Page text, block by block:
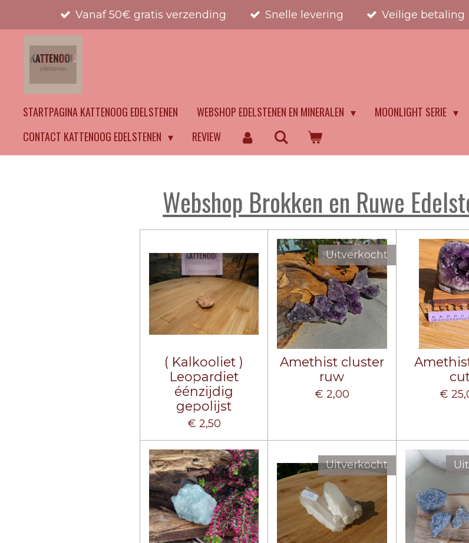
direct
Vanaf 50€ gratis verzending Snelle levering Veilige betaling
STARTPAGINA KATTENOOG EDELSTENEN WEBSHOP EDELSTENEN EN MINERALEN MOONLIGHT SERIE
CONTACT KATTENOOG EDELSTENEN
REVIEW
Webshop Brokken en Ruwe
( Kalkooliet )
Leopardiet
éénzijdig
gepolijst
€ 2,50
Uitverkocht
Amethist cluster
ruw
€ 2,00 €
Uitverkocht